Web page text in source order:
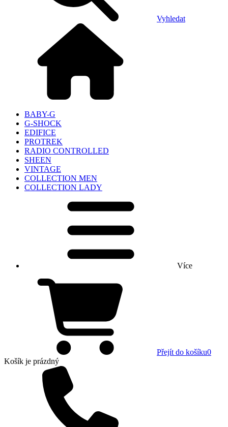
Vyhledat
BABY-G
G-SHOCK
EDIFICE
PROTREK
RADIO CONTROLLED
SHEEN
VINTAGE
COLLECTION MEN
COLLECTION LADY
Více
Přejít do košíku0
Košík je prázdný